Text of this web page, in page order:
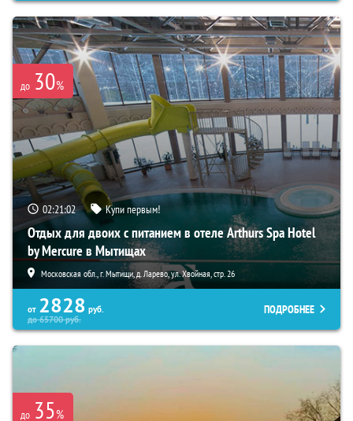
до 30%
02:21:01 Купи первым!
Отдых для двоих с питанием в отеле Arthurs Spa Hotel
by Mercure в Мытищах
Московская обл., г. Мытищи, д. Ларево, ул. Хвойная, стр. 26
от 2828 руб.
до65700руб.
ПОДРОБНЕЕ
до 35%